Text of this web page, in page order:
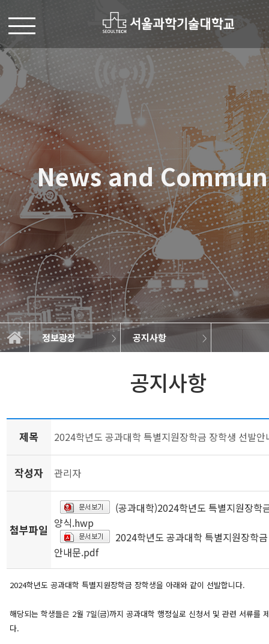
News and
정보광장 공지사항
학과소개
교육과정
정보광장
대학원
공지사항
학사일정
학과소식
취업정보
공지사항
제목 2024학년도 공과대학 특별지원장학금 장학생 선발안
작성자 관리자
첨부파일
(공과대학)2024학년도 특별지원장학
양식.hwp
2024학년도 공과대학 특별지원장학
안내문.pdf
2024학년도 공과대학 특별지원장학금 장학생을 아래와 같이 선발합니다.
해당되는 학생들은 2월 7일(금)까지 공과대학 행정실로 신청서 및 관련 서류를
다.